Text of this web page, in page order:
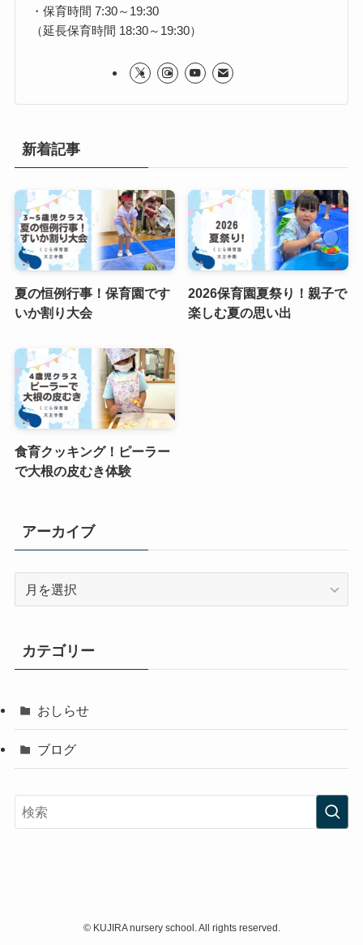
・保育時間 7:30～19:30
（延長保育時間 18:30～19:30）
新着記事
夏の恒例行事！保育園です
いか割り大会
2026保育園夏祭り！親子で
楽しむ夏の思い出
食育クッキング！ピーラー
で大根の皮むき体験
アーカイブ
ブ
カテゴリー
おしらせ
ブログ
©KUJIRA nursery school. All rights reserved.